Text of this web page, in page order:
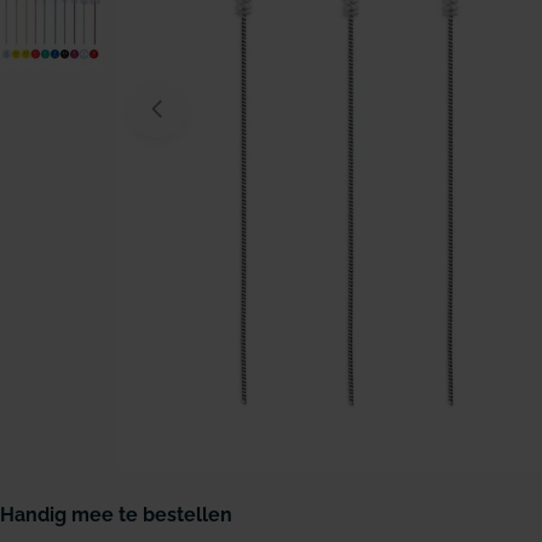
Open media 0 in modaal venster
Handig mee te bestellen